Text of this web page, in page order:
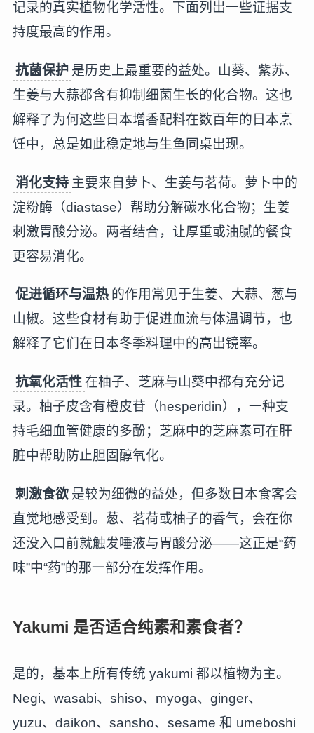
记录的真实植物化学活性。下面列出一些证据支
持度最高的作用。
抗菌保护 是历史上最重要的益处。山葵、紫苏、
生姜与大蒜都含有抑制细菌生长的化合物。这也
解释了为何这些日本增香配料在数百年的日本烹
饪中，总是如此稳定地与生鱼同桌出现。
消化支持 主要来自萝卜、生姜与茗荷。萝卜中的
淀粉酶（diastase）帮助分解碳水化合物；生姜
刺激胃酸分泌。两者结合，让厚重或油腻的餐食
更容易消化。
促进循环与温热 的作用常见于生姜、大蒜、葱与
山椒。这些食材有助于促进血流与体温调节，也
解释了它们在日本冬季料理中的高出镜率。
抗氧化活性在柚子、芝麻与山葵中都有充分记
录。柚子皮含有橙皮苷（hesperidin），一种支
持毛细血管健康的多酚；芝麻中的芝麻素可在肝
脏中帮助防止胆固醇氧化。
刺激食欲 是较为细微的益处，但多数日本食客会
直觉地感受到。葱、茗荷或柚子的香气，会在你
还没入口前就触发唾液与胃酸分泌——这正是“药
味”中“药”的那一部分在发挥作用。
Yakumi 是否适合纯素和素食者？
是的，基本上所有传统 yakumi 都以植物为主。
Negi、wasabi、shiso、myoga、ginger、
yuzu、daikon、sansho、sesame 和 umeboshi